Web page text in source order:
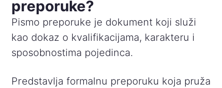
preporuke?
Pismo preporuke je dokument koji služi
kao dokaz o kvalifikacijama, karakteru i
sposobnostima pojedinca.
Predstavlja formalnu preporuku koja pruža